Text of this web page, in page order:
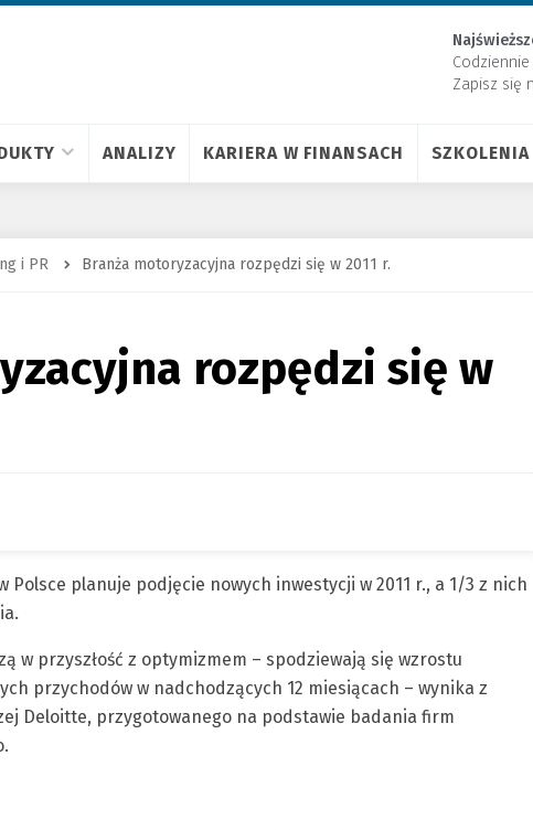
Zapisz się
ANALIZY KARIERA W FINANSACH SZKOLENIA
i PR Branża motoryzacyjna rozpędzi się w 2011 r.
rozpędzi się w
Polsce planuje podjęcie nowych inwestycji w 2011 r., a 1/3 z nich
w przyszłość z optymizmem – spodziewają się wzrostu
przychodów w nadchodzących 12 miesiącach – wynika z
Deloitte, przygotowanego na podstawie badania firm